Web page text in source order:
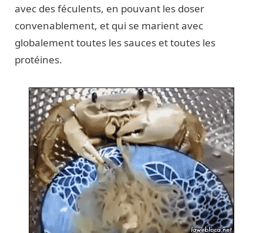
avec des féculents, en pouvant les doser
convenablement, et qui se marient avec
globalement toutes les sauces et toutes les
protéines.